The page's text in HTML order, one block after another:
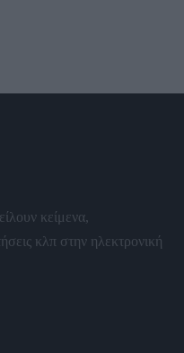
κείμενα,
κλπ στην ηλεκτρονική